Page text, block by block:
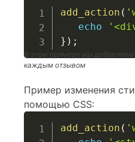
add_action (
echo
} ) ;
В этом примере мы
каждым отзывом
Пример изменения
помощью CSS:
add_action (